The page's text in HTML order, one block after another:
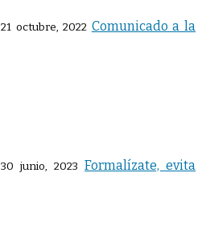
21 octubre, 2022 Comunicado a la
30 junio, 2023 Formalízate, evita